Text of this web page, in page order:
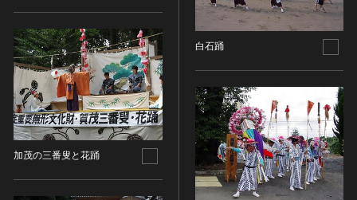
加茂の三番叟と花踊
白石踊
近現代 [朝鮮半島]
旧石器 [中国]
新石器 [中国]
夏 [中国]
殷（商） [中国]
周 [中国]
春秋時代 [中国]
その他
工芸品
金工
漆工
染織
陶磁
ガラス
その他
特別史跡
特別名勝
特別天然記念物
重要文化的景観
重要伝統的建造物群保存地区
選定保存技術
有形文化財(建造物)
CC BY-NC-SA（表示—非営利—継承）
CC BY-NC-ND（表示—非営利—改変禁止）
IN COPYRIGHT（著作権あり）
IN COPYRIGHT - EU ORPHAN WORK（著作権あり-
EU孤児著作物）
IN COPYRIGHT - EDUCATIONAL USE
PERMITTED（著作権あり-教育目的の利用可）
IN COPYRIGHT - NONCOMMERCIAL USE
PERMITTED（著作権あり-非営利目的の利用可）
IN COPYRIGHT - RIGHTSHOLDER(S) UNLOCATABLE
連想検索する
入力情報をクリア